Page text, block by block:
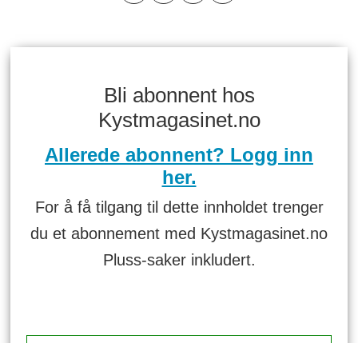
Bli abonnent hos
Kystmagasinet.no
Allerede abonnent? Logg inn
her.
For å få tilgang til dette innholdet trenger
du et abonnement med Kystmagasinet.no
Pluss-saker inkludert.